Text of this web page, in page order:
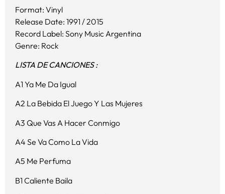
Format: Vinyl
Release Date: 1991 / 2015
Record Label: Sony Music Argentina
Genre: Rock
LISTA DE CANCIONES :
A1 Ya Me Da Igual
A2 La Bebida El Juego Y Las Mujeres
A3 Que Vas A Hacer Conmigo
A4 Se Va Como La Vida
A5 Me Perfuma
B1 Caliente Baila